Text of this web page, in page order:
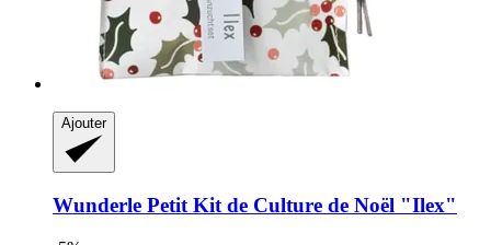
Ajouter
Wunderle Petit Kit de Culture de Noël "Ilex"